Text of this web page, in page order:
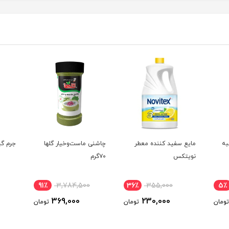
5٪
تومان
مایع سفید کننده معطر
نویتکس
355,000 36٪
230,000 تومان
چاشنی ماست‌و‌خیار گلها
۷۰گرم
3,784,500 91٪
369,000 تومان
جرم گیر